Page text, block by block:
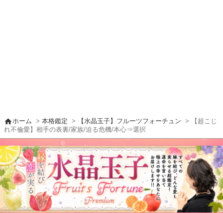
homeホーム >本格鑑定 > 【水晶玉子】フルーツフォーチュン
> 【超こじ
れ不倫愛】相手の表裏/家族/迫る危機/本心⇒選択